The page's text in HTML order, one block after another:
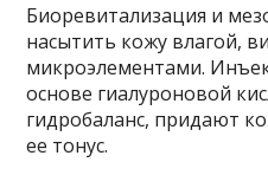
Биоревитализация и
насытить кожу влагой,
микроэлементами.
основе гиалуроновой
гидробаланс, придают
ее тонус.